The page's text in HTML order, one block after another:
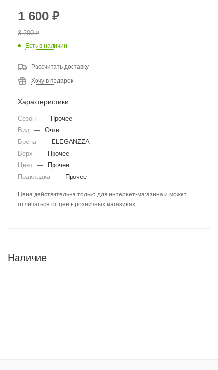
1 600 ₽
3 200₽
Есть в наличии
Рассчитать доставку
Хочу в подарок
Характеристики
Сезон —
Прочее
Вид
— Очки
Бренд
—
ELEGANZZA
Верх
—
Прочее
Цвет —
Прочее
Подкладка — Прочее
Цена действительна только для интернет-магазина и может
отличаться от цен в розничных магазинах
Наличие